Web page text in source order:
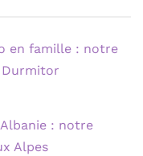
en famille : notre
: notre
Alpes